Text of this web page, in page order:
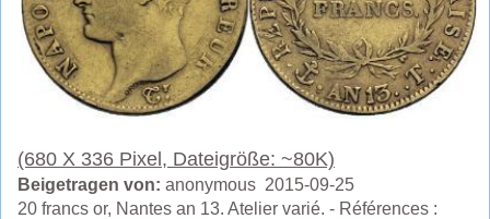
(680 X 336 Pixel, Dateigröße: ~80K)
Beigetragen von: anonymous 2015-09-25
20 francs or, Nantes an 13. Atelier varié. - Références :